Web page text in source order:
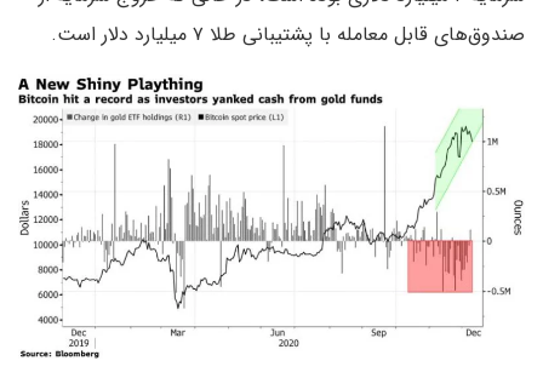
صندوق‌های قابل معامله با پشتیبانی طلا ۷ میلیارد دلار است.